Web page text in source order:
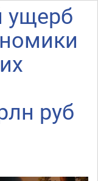
ущерб
руб